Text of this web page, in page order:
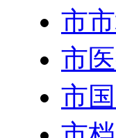
市
市
市